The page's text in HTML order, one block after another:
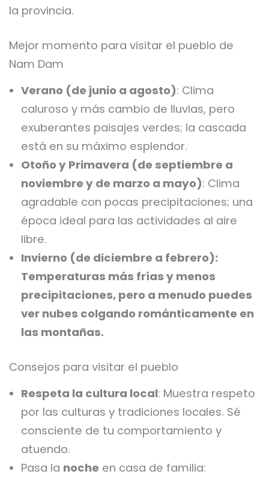
la provincia.
Mejor momento para visitar el pueblo de
Nam Dam
Verano (de junio a agosto): Clima
caluroso y más cambio de lluvias, pero
exuberantes paisajes verdes; la cascada
está en su máximo esplendor.
Otoño y Primavera (de septiembre a
noviembre y de marzo a mayo): Clima
agradable con pocas precipitaciones; una
época ideal para las actividades al aire
libre.
Invierno (de diciembre a febrero):
Temperaturas más frías y menos
precipitaciones, pero a menudo puedes
ver nubes colgando románticamente en
las montañas.
Consejos para visitar el pueblo
Respeta la cultura local: Muestra respeto
por las culturas y tradiciones locales. Sé
consciente de tu comportamiento y
atuendo.
Pasa la noche en casa de familia: